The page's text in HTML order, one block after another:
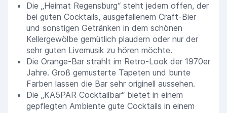
Die „Heimat Regensburg“ steht jedem offen, der
bei guten Cocktails, ausgefallenem Craft-Bier
und sonstigen Getränken in dem schönen
Kellergewölbe gemütlich plaudern oder nur der
sehr guten Livemusik zu hören möchte.
Die Orange-Bar strahlt im Retro-Look der 1970er
Jahre. Groß gemusterte Tapeten und bunte
Farben lassen die Bar sehr originell aussehen.
Die „KA5PAR Cocktailbar“ bietet in einem
gepflegten Ambiente gute Cocktails in einem